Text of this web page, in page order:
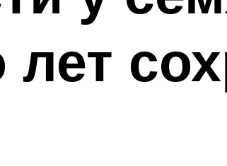
лет